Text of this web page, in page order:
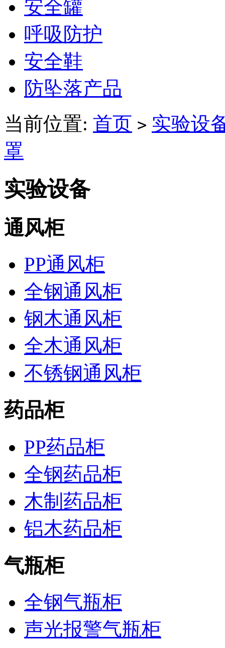
安全罐
呼吸防护
安全鞋
防坠落产品
当前位置: 首页 > 实验设
罩
实验设备
通风柜
PP通风柜
全钢通风柜
钢木通风柜
全木通风柜
不锈钢通风柜
药品柜
PP药品柜
全钢药品柜
木制药品柜
铝木药品柜
气瓶柜
全钢气瓶柜
声光报警气瓶柜